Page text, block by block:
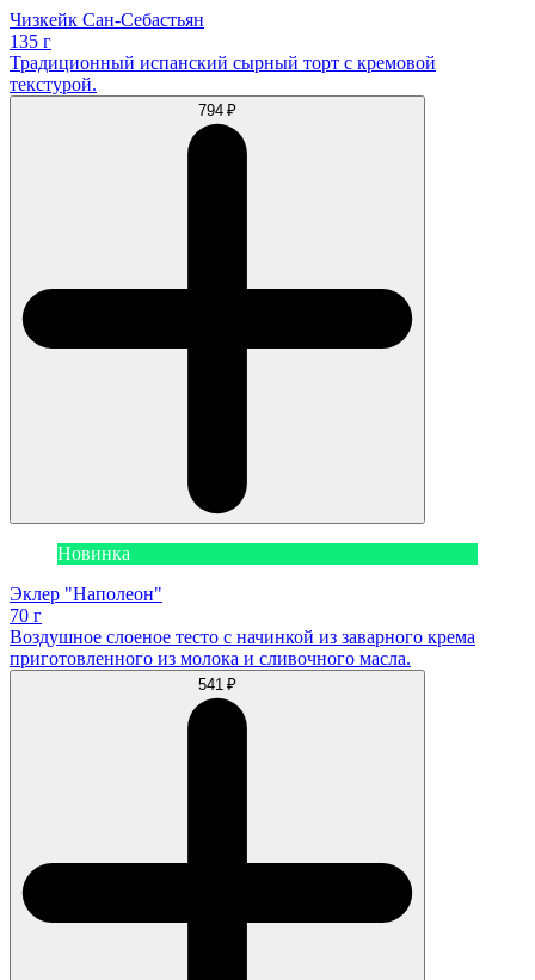
Чизкейк Сан-Себастьян
135 г
Традиционный испанский сырный торт с кремовой
текстурой.
794 ₽
Новинка
Эклер "Наполеон"
70 г
Воздушное слоеное тесто с начинкой из заварного крема
приготовленного из молока и сливочного масла.
541 ₽